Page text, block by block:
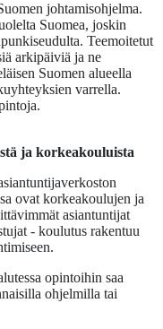
johtamisohjelma.
Suomea, joskin
Teemoitetut
arkipäiviä ja ne
Suomen alueella
varrella.
ja korkeakouluista
ovat korkeakoulujen ja
asiantuntijat
- koulutus rakentuu
opintoihin saa
ohjelmilla tai